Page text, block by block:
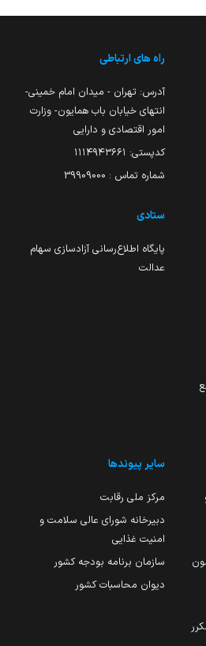
راه های ارتباطی
آدرس: تهران - میدان امام خمینی-
انتهای خیابان باب همایون- وزارت
امور اقتصادی و دارایی
کدپستی: ۱۱۱۴۹۴۳۶۶۱
شماره تماس : 39909000
ستادی
پایگاه اطلاع‌رسانی آزادسازی سهام
عدالت
موضوع ماده 251 مکرر
سایر پیوندها
مرکز ملی رقابت
دبیرخانه شورای عالی سلامت و
امنیت غذایی
سازمان برنامه بودجه کشور
دیوان محاسبات کشور